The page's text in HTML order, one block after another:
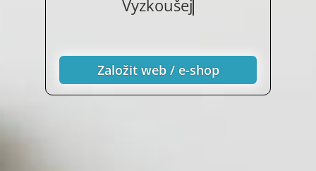
Vyzkoušejte nezávaz
Založit web / e-shop